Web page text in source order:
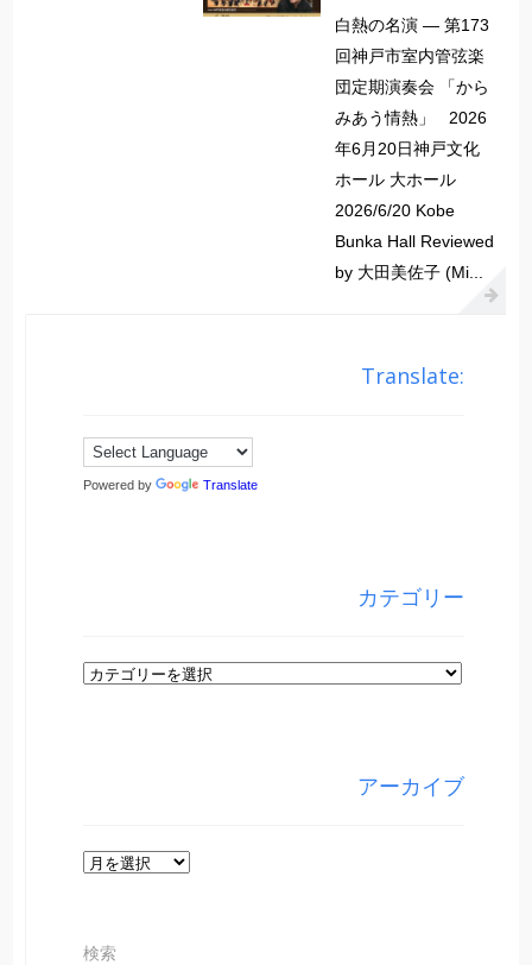
白熱の名演 ― 第173
回神戸市室内管弦楽
団定期演奏会 「から
みあう情熱」 2026
年6月20日神戸文化
ホール 大ホール
2026/6/20 Kobe
Bunka Hall Reviewed
by 大田美佐子 (Mi...
Translate:
Powered by Translate
カテゴリー
カ
アーカイブ
ア
イ
検索